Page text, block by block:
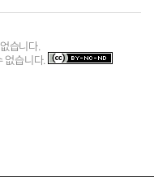
습니다.
없습니다.